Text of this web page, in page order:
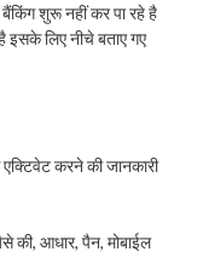
शुरू नहीं कर पा रहे है
लिए नीचे बताए गए
करने की जानकारी
की, आधार, पैन, मोबाईल